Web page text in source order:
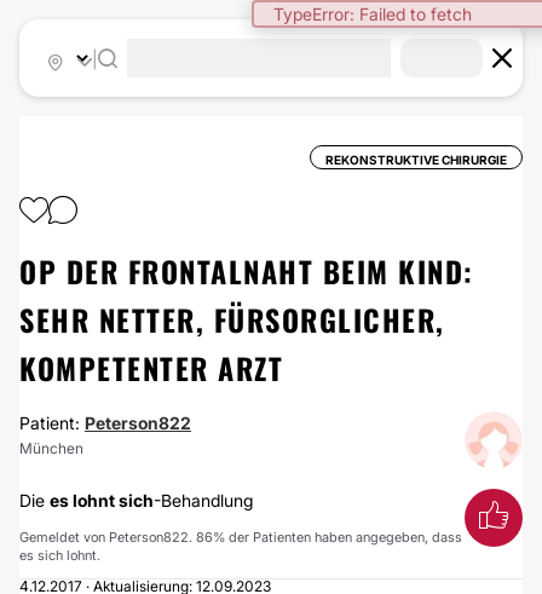
TypeError: Failed to fetch
REKONSTRUKTIVE CHIRURGIE
OP DER FRONTALNAHT BEIM KIND:
SEHR NETTER, FÜRSORGLICHER,
KOMPETENTER ARZT
Patient: Peterson822
München
Die es lohnt sich-Behandlung
Gemeldet von Peterson822. 86% der Patienten haben angegeben, dass
es sich lohnt.
4.12.2017 · Aktualisierung: 12.09.2023